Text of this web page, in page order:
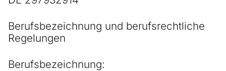
Berufsbezeichnung und berufsrechtliche
Regelungen
Berufsbezeichnung: